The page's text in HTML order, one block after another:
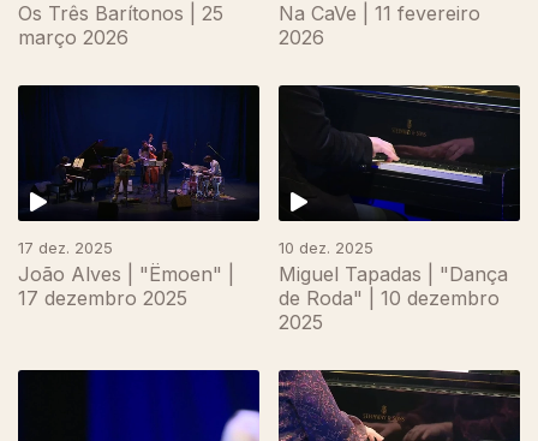
Os Três Barítonos | 25
março 2026
Na CaVe | 11 fevereiro
2026
17 dez. 2025
João Alves | "Ëmoen" |
17 dezembro 2025
10 dez. 2025
Miguel Tapadas | "Dança
de Roda" | 10 dezembro
2025